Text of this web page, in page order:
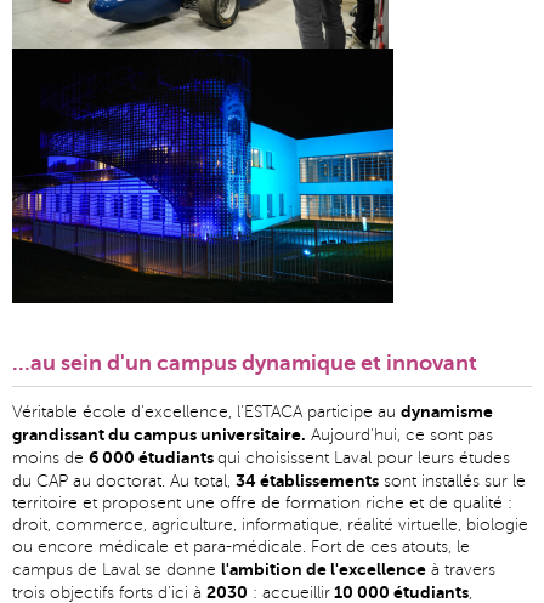
...au sein d'un campus dynamique et innovant
Véritable école d'excellence, l'ESTACA participe au dynamisme
grandissant du campus universitaire. Aujourd'hui, ce sont pas
moins de 6 000 étudiants qui choisissent Laval pour leurs études
du CAP au doctorat. Au total, 34 établissements sont installés sur le
territoire et proposent une offre de formation riche et de qualité :
droit, commerce, agriculture, informatique, réalité virtuelle, biologie
ou encore médicale et para-médicale. Fort de ces atouts, le
campus de Laval se donne l'ambition de l'excellence à travers
trois objectifs forts d'ici à 2030 : accueillir 10 000 étudiants